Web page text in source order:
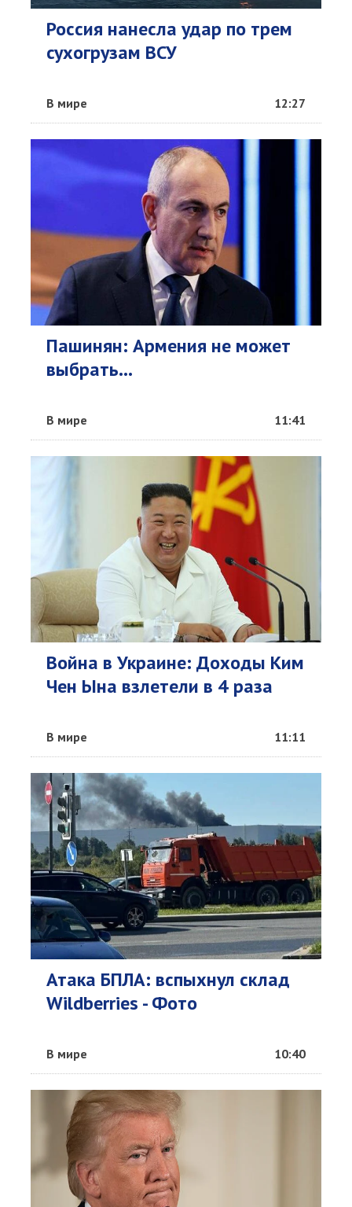
Россия нанесла удар по трем
сухогрузам ВСУ
В мире 12:27
Пашинян: Армения не может
выбрать...
В мире 11:41
Война в Украине: Доходы Ким
Чен Ына взлетели в 4 раза
В мире 11:11
Атака БПЛА: вспыхнул склад
Wildberries - Фото
В мире 10:40